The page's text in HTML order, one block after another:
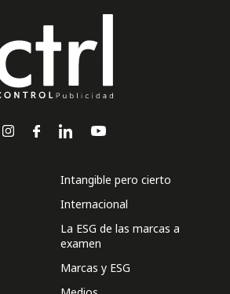
Intangible pero cierto
Internacional
La ESG de las marcas a
examen
Marcas y ESG